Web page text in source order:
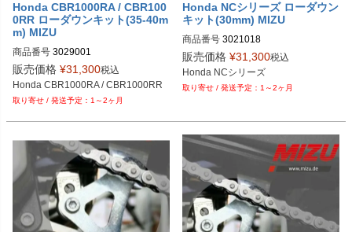
Honda CBR1000RA / CBR100
0RR ローダウンキット(35-40m
m) MIZU
商品番号 3029001
販売価格 ¥31,300税込
Honda CBR1000RA / CBR1000RR
1～2ヶ月
Honda NCシリーズ ローダウン
キット(30mm) MIZU
商品番号 3021018
販売価格 ¥31,300税込
Honda NCシリーズ
1～2ヶ月